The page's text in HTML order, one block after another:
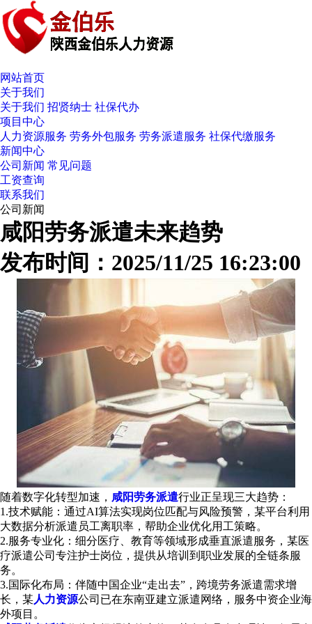
网站首页
关于我们
关于我们 招贤纳士 社保代办
项目中心
人力资源服务 劳务外包服务 劳务派遣服务 社保代缴服务
新闻中心
公司新闻 常见问题
工资查询
联系我们
公司新闻
咸阳劳务派遣未来趋势
发布时间：2025/11/25 16:23:00
随着数字化转型加速， 咸阳劳务派遣行业正呈现三大趋势：
1.‌技术赋能‌：通过AI算法实现岗位匹配与风险预警，某平台利用
大数据分析派遣员工离职率，帮助企业优化用工策略。
‌2.服务专业化‌：细分医疗、教育等领域形成垂直派遣服务，某医
疗派遣公司专注护士岗位，提供从培训到职业发展的全链条服
务。
‌3.国际化布局‌：伴随中国企业“走出去”，跨境劳务派遣需求增
长，某人力资源公司已在东南亚建立派遣网络，服务中资企业海
外项目。